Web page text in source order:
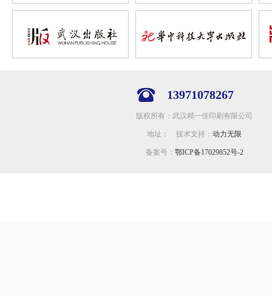
13971078267
版权所有：武汉精一佳印刷有限公司
地址： 技术支持： 动力无限
备案号： 鄂ICP备17029852号-2